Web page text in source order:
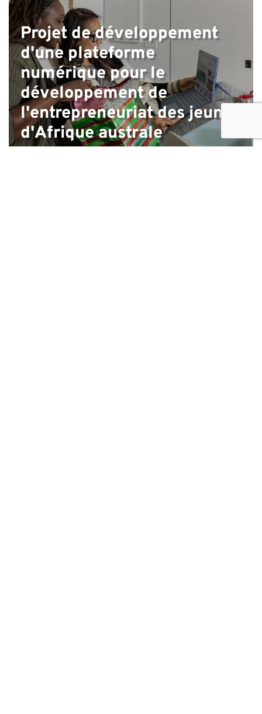
Projet de développement
d'une plateforme
numérique pour le
développement de
l'entrepreneuriat des jeunes
d'Afrique australe